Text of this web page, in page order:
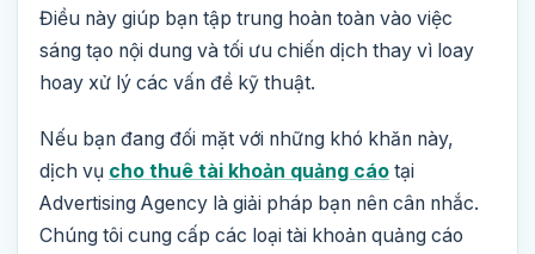
Điều này giúp bạn tập trung hoàn toàn vào việc
sáng tạo nội dung và tối ưu chiến dịch thay vì loay
hoay xử lý các vấn đề kỹ thuật.
Nếu bạn đang đối mặt với những khó khăn này,
dịch vụ cho thuê tài khoản quảng cáo tại
Advertising Agency là giải pháp bạn nên cân nhắc.
Chúng tôi cung cấp các loại tài khoản quảng cáo